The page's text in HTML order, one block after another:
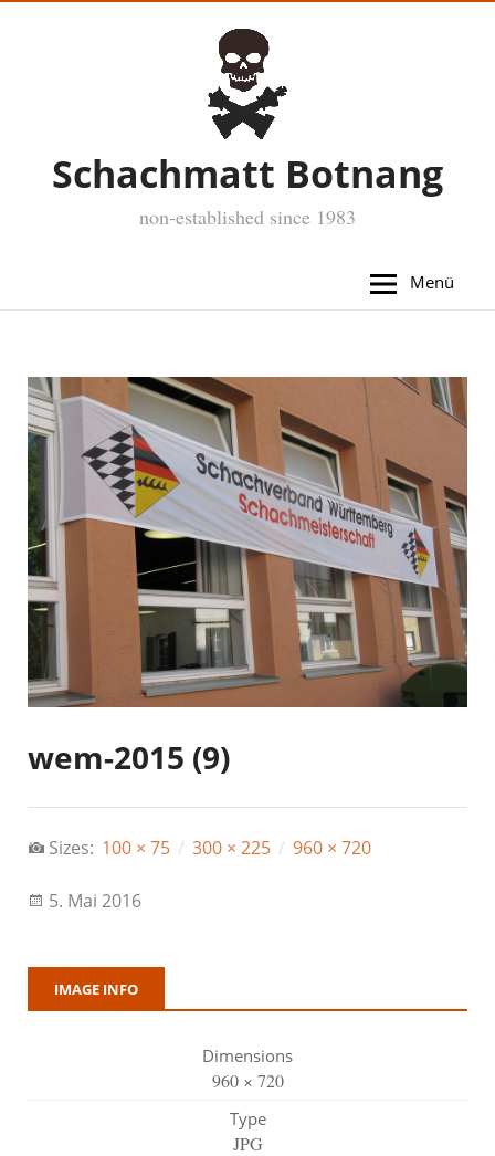
Schachmatt Botnang
non-established since 1983
Menü
wem-2015 (9)
Sizes: 100 × 75 / 300 × 225 / 960 × 720
5. Mai 2016
IMAGE INFO
Dimensions
960 × 720
Type
JPG